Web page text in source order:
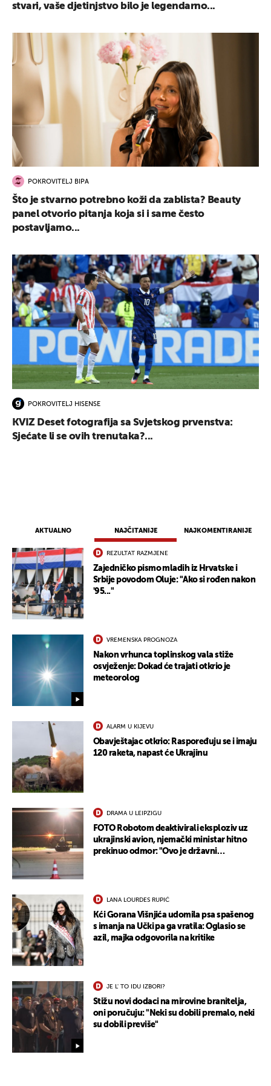
AKTUALNO NAJČITANIJE NAJKOMENTIRANIJE
REZULTAT RAZMJENE
Zajedničko pismo mladih iz Hrvatske i
Srbije povodom Oluje: "Ako si rođen nakon
'95..."
VREMENSKA PROGNOZA
Nakon vrhunca toplinskog vala stiže
osvježenje: Dokad će trajati otkrio je
meteorolog
ALARM U KIJEVU
Obavještajac otkrio: Raspoređuju se i imaju
120 raketa, napast će Ukrajinu
DRAMA U LEIPZIGU
FOTO Robotom deaktivirali eksploziv uz
ukrajinski avion, njemački ministar hitno
prekinuo odmor: "Ovo je državni
LANA LOURDES RUPIĆ
Kći Gorana Višnjića udomila psa spašenog
s imanja na Učki pa ga vratila: Oglasio se
azil, majka odgovorila na kritike
JE L' TO IDU IZBORI?
Stižu novi dodaci na mirovine branitelja,
oni poručuju: "Neki su dobili premalo, neki
su dobili previše"
stvari, vaše djetinjstvo bilo je legendarno...
POKROVITELJ BIPA
Što je stvarno potrebno koži da zablista? Beauty
panel otvorio pitanja koja si i same često
postavljamo...
POKROVITELJ HISENSE
KVIZ Deset fotografija sa Svjetskog prvenstva:
Sjećate li se ovih trenutaka?...